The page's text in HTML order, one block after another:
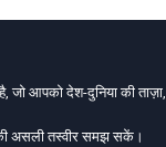
जो आपको देश-दुनिया की ताज़ा,
असली तस्वीर समझ सकें।